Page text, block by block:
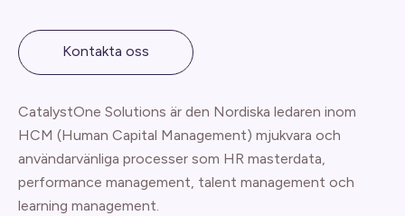
Kontakta oss
CatalystOne Solutions är den Nordiska ledaren inom
HCM (Human Capital Management) mjukvara och
användarvänliga processer som HR masterdata,
performance management, talent management och
learning management.